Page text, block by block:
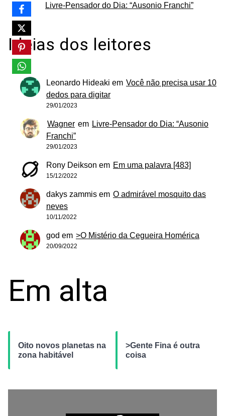
Livre-Pensador do Dia: “Ausonio Franchi”
Ideias dos leitores
Leonardo Hideaki em Você não precisa usar 10
dedos para digitar
29/01/2023
Wagner em Livre-Pensador do Dia: “Ausonio
Franchi”
29/01/2023
Rony Deikson em Em uma palavra [483]
15/12/2022
dakys zammis em O admirável mosquito das
neves
10/11/2022
god em >O Mistério da Cegueira Homérica
20/09/2022
Em alta
Oito novos planetas na
zona habitável
>Gente Fina é outra
coisa